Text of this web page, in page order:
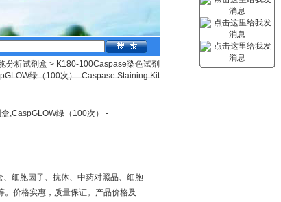
分析试剂盒 > K180-100Caspase染色试剂
绿（100次） -Caspase Staining Kit
,CaspGLOW绿（100次） -
细胞因子、抗体、中药对照品、细胞
。价格实惠，质量保证。产品价格及